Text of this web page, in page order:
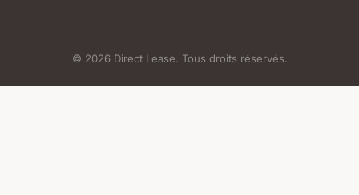
© 2026 Direct Lease. Tous droits réservés.